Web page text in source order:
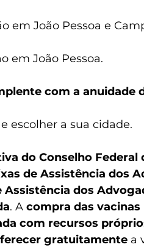
em João Pessoa e
em João Pessoa.
com a anuidade
e escolher a sua cidade.
do Conselho Federal
de Assistência dos
Assistência dos
. A compra das vacinas
com recursos
gratuitamente a